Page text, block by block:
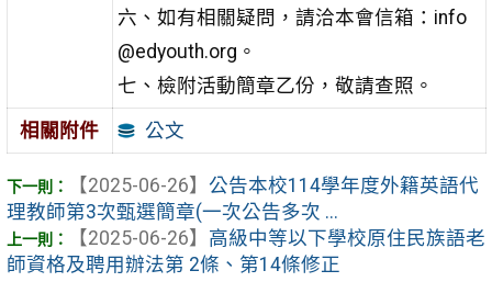
六、如有相關疑問，請洽本會信箱：info
@edyouth.org。
七、檢附活動簡章乙份，敬請查照。
相關附件 公文
【2025-06-26】 公告本校114學年度外籍英語代
理教師第3次甄選簡章(一次公告多次 ...
【2025-06-26】 高級中等以下學校原住民族語老
師資格及聘用辦法第 2條、第14條修正